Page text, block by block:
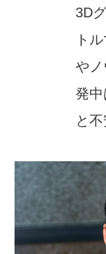
3D
ト
や
発中
と